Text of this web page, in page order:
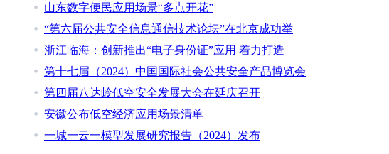
山东数字便民应用场景“多点开花”
“第六届公共安全信息通信技术论坛”在北京成功举
浙江临海：创新推出“电子身份证”应用 着力打造
第十七届（2024）中国国际社会公共安全产品博览会
第四届八达岭低空安全发展大会在延庆召开
安徽公布低空经济应用场景清单
一城一云一模型发展研究报告（2024）发布